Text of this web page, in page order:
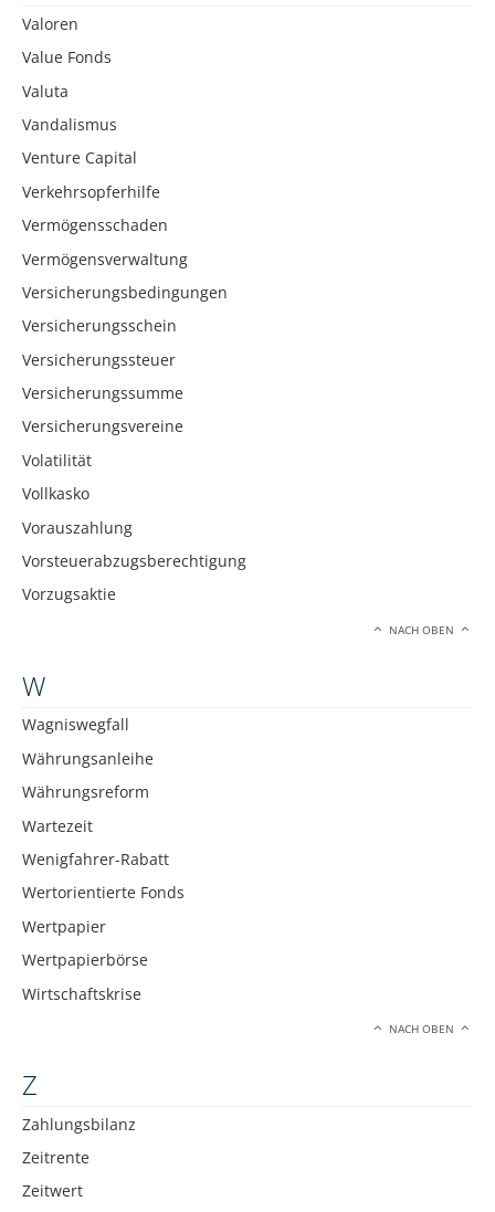
Valoren
Value Fonds
Valuta
Vandalismus
Venture Capital
Verkehrsopferhilfe
Vermögensschaden
Vermögensverwaltung
Versicherungsbedingungen
Versicherungsschein
Versicherungssteuer
Versicherungssumme
Versicherungsvereine
Volatilität
Vollkasko
Vorauszahlung
Vorsteuerabzugsberechtigung
Vorzugsaktie
NACH OBEN
W
Wagniswegfall
Währungsanleihe
Währungsreform
Wartezeit
Wenigfahrer-Rabatt
Wertorientierte Fonds
Wertpapier
Wertpapierbörse
Wirtschaftskrise
NACH OBEN
Z
Zahlungsbilanz
Zeitrente
Zeitwert